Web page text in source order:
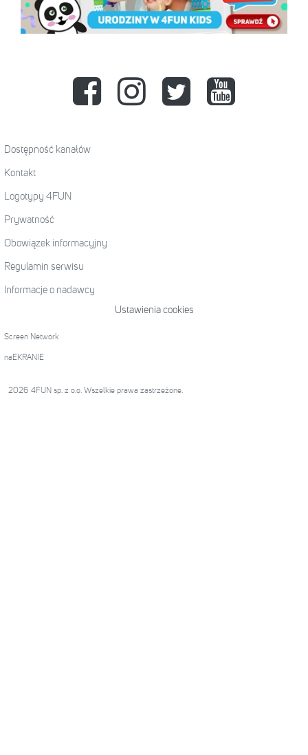
Dostępność kanałów
Kontakt
Logotypy 4FUN
Prywatność
Obowiązek informacyjny
Regulamin serwisu
Informacje o nadawcy
Ustawienia cookies
Screen Network
naEKRANIE
2026 4FUN sp. z o.o. Wszelkie prawa zastrzeżone.